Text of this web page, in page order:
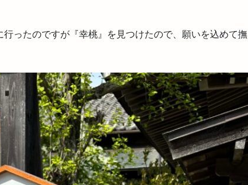
ったのですが『幸桃』を見つけたので、願いを込めて撫